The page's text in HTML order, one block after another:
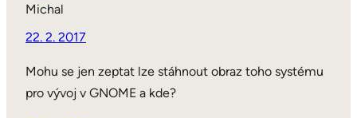
Michal
22. 2. 2017
Mohu se jen zeptat lze stáhnout obraz toho systému
pro vývoj v GNOME a kde?